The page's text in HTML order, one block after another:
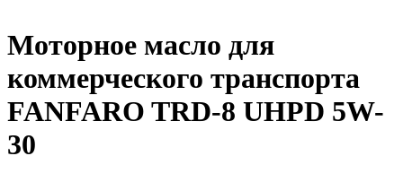
Моторное масло для
коммерческого транспорта
FANFARO TRD-8 UHPD 5W-
30